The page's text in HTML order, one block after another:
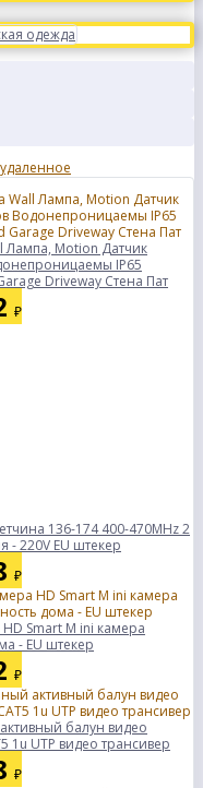
одежда
Лампа, Motion Датчик
IP65
Driveway Стена Пат
₽
136-174 400-470MHz 2
- 220V EU штекер
₽
Smart M ini камера
- EU штекер
₽
балун видео
1u UTP видео трансивер
₽